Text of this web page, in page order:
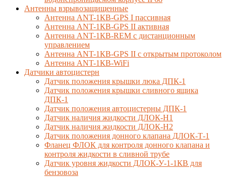
Антенны взрывозащищенные
Антенна ANT-1КВ-GPS I пассивная
Антенна ANT-1КВ-GPS II активная
Антенна ANT-1КВ-REM c дистанционным
управлением
Антенна ANT-1КВ-GPS II с открытым протоколом
Антенна ANT-1КВ-WiFi
Датчики автоцистерн
Датчик положения крышки люка ДПК-1
Датчик положения крышки сливного ящика
ДПК-1
Датчик положения автоцистерны ДПК-1
Датчик наличия жидкости ДЛОК-Н1
Датчик наличия жидкости ДЛОК-Н2
Датчик положения донного клапана ДЛОК-Т-1
Фланец ФЛОК для контроля донного клапана и
контроля жидкости в сливной трубе
Датчик уровня жидкости ДЛОК-У-1-1КВ для
бензовоза